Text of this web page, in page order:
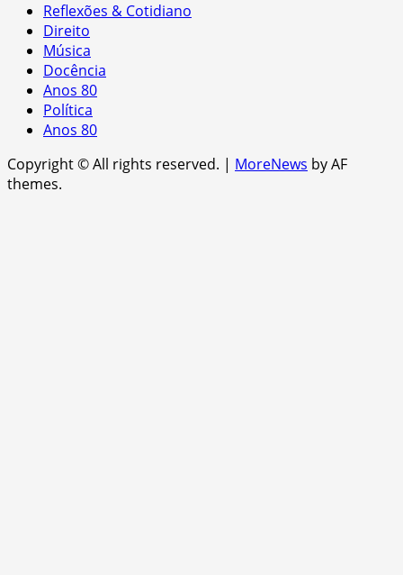
Reflexões & Cotidiano
Direito
Música
Docência
Anos 80
Política
Anos 80
Copyright © All rights reserved. | MoreNews by AF
themes.